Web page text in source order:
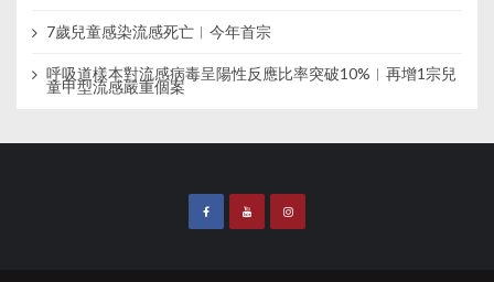
7歲兒童感染流感死亡︱今年首宗
呼吸道樣本對流感病毒呈陽性反應比率突破10%︱再增1宗兒
童甲型流感嚴重個案